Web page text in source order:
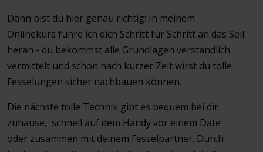
Dann bist du hier genau richtig: In meinem
Onlinekurs führe ich dich Schritt für Schritt an das Seil
heran - du bekommst alle Grundlagen verständlich
vermittelt und schon nach kurzer Zeit wirst du tolle
Fesselungen sicher nachbauen können.
Die nächste tolle Technik gibt es bequem bei dir
zuhause, schnell auf dem Handy vor einem Date
oder zusammen mit deinem Fesselpartner. Durch